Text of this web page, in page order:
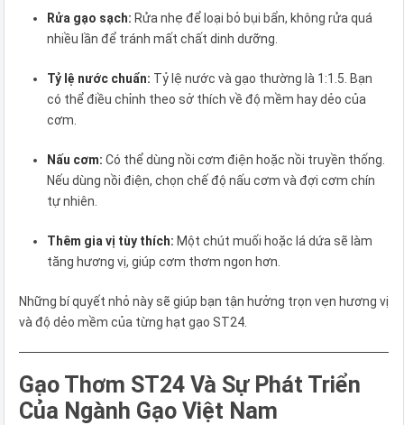
Rửa gạo sạch: Rửa nhẹ để loại bỏ bụi bẩn, không rửa quá
nhiều lần để tránh mất chất dinh dưỡng.
Tỷ lệ nước chuẩn: Tỷ lệ nước và gạo thường là 1:1.5. Bạn
có thể điều chỉnh theo sở thích về độ mềm hay dẻo của
cơm.
Nấu cơm: Có thể dùng nồi cơm điện hoặc nồi truyền thống.
Nếu dùng nồi điện, chọn chế độ nấu cơm và đợi cơm chín
tự nhiên.
Thêm gia vị tùy thích: Một chút muối hoặc lá dứa sẽ làm
tăng hương vị, giúp cơm thơm ngon hơn.
Những bí quyết nhỏ này sẽ giúp bạn tận hưởng trọn vẹn hương vị
và độ dẻo mềm của từng hạt gạo ST24.
Gạo Thơm ST24 Và Sự Phát Triển
Của Ngành Gạo Việt Nam